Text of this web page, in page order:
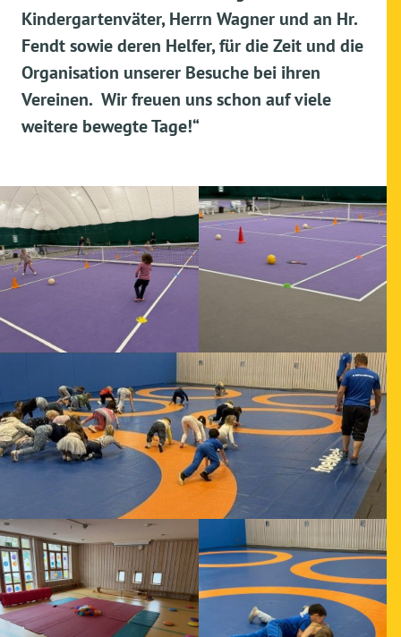
Kindergartenväter, Herrn Wagner und an Hr.
Fendt sowie deren Helfer, für die Zeit und die
Organisation unserer Besuche bei ihren
Vereinen. Wir freuen uns schon auf viele
weitere bewegte Tage!“